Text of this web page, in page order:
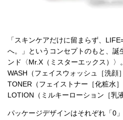
「スキンケアだけに留まらず、
へ。」というコンセプトのもと、誕
ンド〈Mr.X（ミスターエックス）
WASH（フェイスウォッシュ［洗顔
TONER（フェイストナー［化粧水
LOTION（ミルキーローション［乳
パッケージデザインはそれぞれ「0